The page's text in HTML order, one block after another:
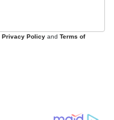
Privacy Policy and Terms of